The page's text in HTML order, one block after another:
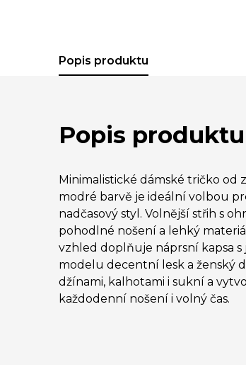
Popis produktu
Popis produktu
Minimalistické dámské tričko
modré barvě je ideální volbou
nadčasový styl. Volnější střih s
pohodlné nošení a lehký
vzhled doplňuje náprsní kapsa
modelu decentní lesk a ženský
džínami, kalhotami i sukní a
každodenní nošení i volný čas.